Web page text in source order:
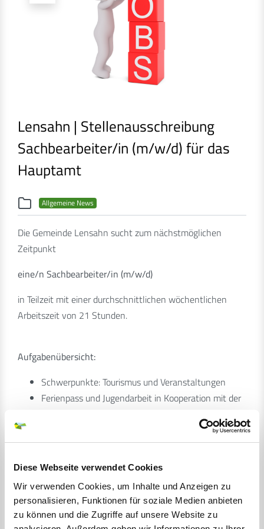
Diese Webseite verwendet Cookies
Wir verwenden Cookies, um Inhalte und Anzeigen zu
personalisieren, Funktionen für soziale Medien anbieten
zu können und die Zugriffe auf unsere Website zu
Lensahn | Stellenausschreibung
Sachbearbeiter/in (m/w/d) für das
Hauptamt
Allgemeine News
Die Gemeinde Lensahn sucht zum nächstmöglichen
Zeitpunkt
eine/n Sachbearbeiter/in (m/w/d)
in Teilzeit mit einer durchschnittlichen wöchentlichen
Arbeitszeit von 21 Stunden.
Aufgabenübersicht:
Schwerpunkte: Tourismus und Veranstaltungen
Ferienpass und Jugendarbeit in Kooperation mit der
Betreuung der Patenkompanie
Anforderungsprofil:
Eine erfolgreich abgeschlossene Ausbildung zur/zum